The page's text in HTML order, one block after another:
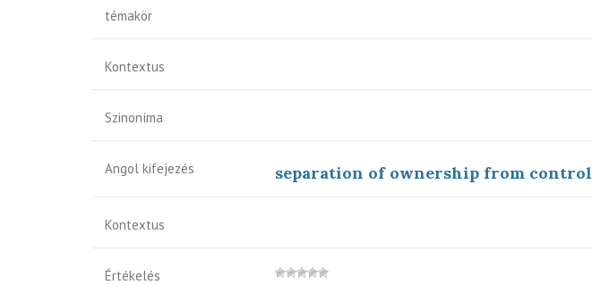
témakör
Kontextus
Szinoníma
Angol kifejezés separation of ownership from control
Kontextus
Értékelés